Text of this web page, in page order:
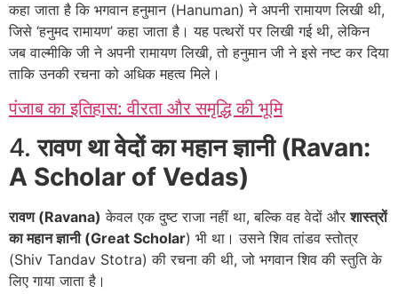
कहा जाता है कि भगवान हनुमान (Hanuman) ने अपनी रामायण लिखी थी,
जिसे ‘हनुमद रामायण’ कहा जाता है। यह पत्थरों पर लिखी गई थी, लेकिन
जब वाल्मीकि जी ने अपनी रामायण लिखी, तो हनुमान जी ने इसे नष्ट कर दिया
ताकि उनकी रचना को अधिक महत्व मिले।
पंजाब का इतिहास: वीरता और समृद्धि की भूमि
4.रावण था वेदों का महान ज्ञानी (Ravan:
A Scholar of Vedas)
रावण (Ravana) केवल एक दुष्ट राजा नहीं था, बल्कि वह वेदों औरशास्त्रों
का महान ज्ञानी (Great Scholar) भी था। उसने शिव तांडव स्तोत्र
(Shiv Tandav Stotra) की रचना की थी, जो भगवान शिव की स्तुति के
लिए गाया जाता है।